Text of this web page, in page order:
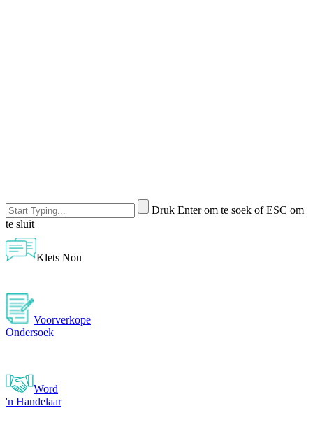
Druk Enter om te soek of ESC om
te sluit
Klets Nou
Voorverkope
Ondersoek
Word
'n Handelaar